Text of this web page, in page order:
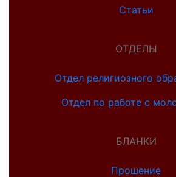
Статьи
ОТДЕЛЫ
Отдел религиозного
Отдел по работе с
БЛАНКИ
Прошение